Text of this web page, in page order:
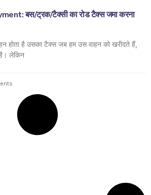
बस/ट्रक/टैक्सी का रोड टैक्स जमा करना
होता है उसका टैक्स जब हम उस वाहन को खरीदते हैं,
है। लेकिन